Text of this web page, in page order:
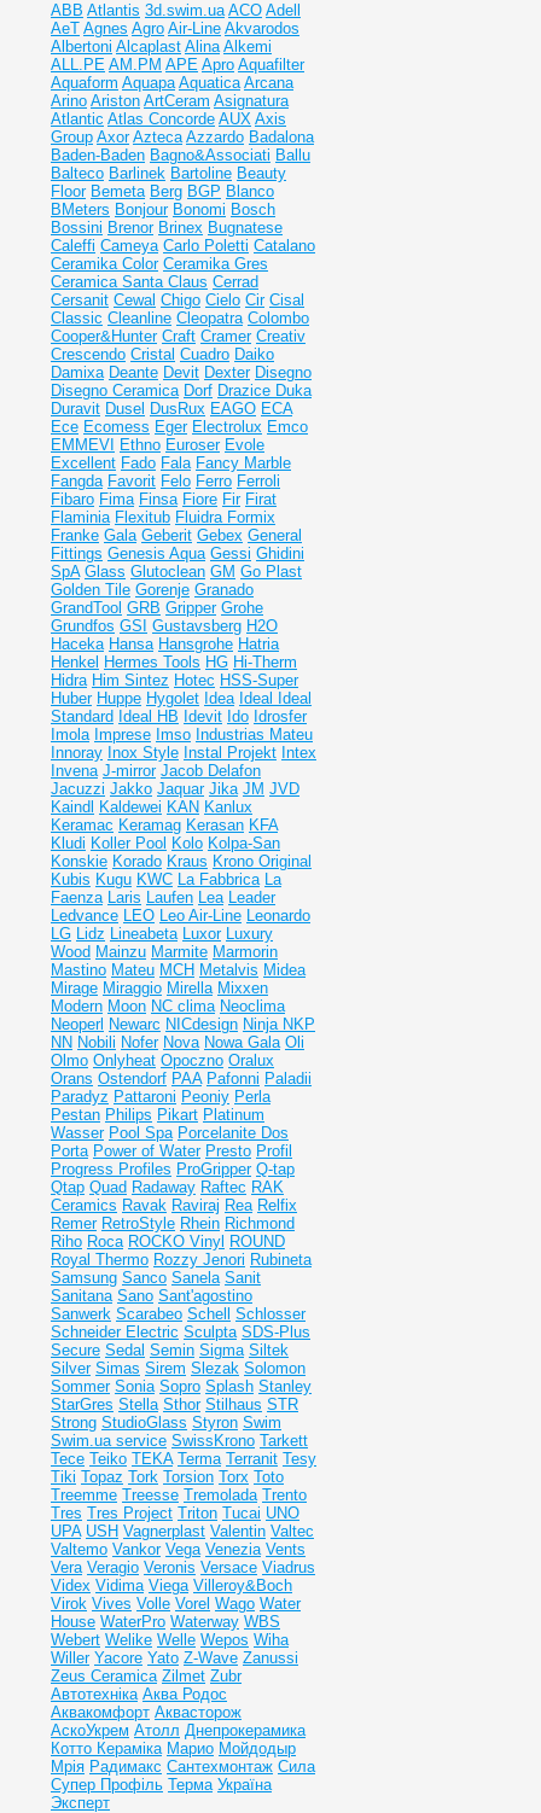
ABB Atlantis 3d.swim.ua ACO Adell
AeT Agnes Agro Air-Line Akvarodos
Albertoni Alcaplast Alina Alkemi
ALL.PE AM.PM APE Apro Aquafilter
Aquaform Aquapa Aquatica Arcana
Arino Ariston ArtCeram Asignatura
Atlantic Atlas Concorde AUX Axis
Group Axor Azteca Azzardo Badalona
Baden-Baden Bagno&Associati Ballu
Balteco Barlinek Bartoline Beauty
Floor Bemeta Berg BGP Blanco
BMeters Bonjour Bonomi Bosch
Bossini Brenor Brinex Bugnatese
Caleffi Cameya Carlo Poletti Catalano
Ceramika Color Ceramika Gres
Ceramiсa Santa Claus Cerrad
Cersanit Cewal Chigo Cielo Cir Cisal
Classic Cleanline Cleopatra Colombo
Cooper&Hunter Craft Cramer Creativ
Crescendo Cristal Cuadro Daiko
Damixa Deante Devit Dexter Disegno
Disegno Ceramica Dorf Drazice Duka
Duravit Dusel DusRux EAGO ECA
Ece Ecomess Eger Electrolux Emco
EMMEVI
Ethno Euroser Evole
Excellent Fado Fala Fancy Marble
Fangda Favorit Felo Ferro Ferroli
Fibaro Fima Finsa Fiore Fir Firat
Flaminia Flexitub Fluidra Formix
Franke Gala Geberit Gebex General
Fittings Genesis Aqua Gessi Ghidini
SpA Glass Glutoclean GM Go Plast
Golden Tile Gorenje Granado
GrandTool GRB Gripper Grohe
Grundfos GSI Gustavsberg H2O
Haceka Hansa Hansgrohe Hatria
Henkel Hermes Tools HG Hi-Therm
Hidra Him Sintez Hotec HSS-Super
Huber Huppe Hygolet Idea Ideal
Ideal
Standard Ideal НВ Idevit Ido Idrosfer
Imola Imprese Imso Industrias Mateu
Innoray Inox Style Instal Projekt Intex
Invena J-mirror Jacob Delafon
Jacuzzi Jakko Jaquar Jika JM JVD
Kaindl
Kaldewei KAN Kanlux
Keramac Keramag Kerasan KFA
Kludi Koller Pool Kolo Kolpa-San
Konskie Korado Kraus Krono Original
Kubis Kugu KWC La Fabbrica La
Faenza Laris Laufen Lea Leader
Ledvance LEO Leo Air-Line Leonardo
LG Lidz Lineabeta Luxor Luxury
Wood Mainzu Marmite Marmorin
Mastino Mateu MCH Metalvis Midea
Mirage Miraggio Mirella Mixxen
Modern Moon NC clima Neoclima
Neoperl Newarc NICdesign Ninja NKP
NN Nobili Nofer Nova Nowa Gala Oli
Olmo Onlyheat Opoczno Oralux
Orans Ostendorf PAA Pafonni Paladii
Paradyz Pattaroni Peoniy Perla
Pestan Philips Pikart Platinum
Wasser Pool Spa Porcelanite Dos
Porta Power of Water Presto Profil
Progress Profiles ProGripper Q-tap
Qtap Quad Radaway Raftec RAK
Ceramics Ravak Raviraj Rea Relfix
Remer RetroStyle Rhein Richmond
Riho Roca ROCKO Vinyl ROUND
Royal Thermo Rozzy Jenori Rubineta
Samsung Sanco Sanela Sanit
Sanitana Sano Sant'agostino
Sanwerk Scarabeo Schell
Schlosser
Schneider Electric Sculpta SDS-Plus
Secure Sedal Semin Sigma Siltek
Silver Simas Sirem Slezak Solomon
Sommer Sonia Sopro Splash Stanley
StarGres Stella Sthor Stilhaus STR
Strong StudioGlass Styron Swim
Swim.ua service SwissKrono Tarkett
Tece Teiko TEKA Terma Terranit Tesy
Tiki Topaz Tork Torsion Torx Toto
Treemme Treesse Tremolada Trento
Tres Tres Project Triton Tucai UNO
UPA USH Vagnerplast Valentin Valtec
Valtemo Vankor Vega Venezia Vents
Vera Veragio Veronis Versace Viadrus
Videx Vidima Viega Villeroy&Boch
Virok Vives Volle Vorel Wago Water
House WaterPro Waterway WBS
Webert Welike Welle Wepos Wiha
Willer Yacore Yato Z-Wave Zanussi
Zeus Ceramica Zilmet Zubr
Автотехніка Аква Родос
Аквакомфорт Аквасторож
АскоУкрем Атолл Днепрокерамика
Котто Кераміка Марио Мойдодыр
Мрія Радимакс Сантехмонтаж Сила
Супер Профіль Терма Україна
Эксперт